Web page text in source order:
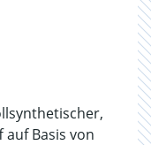
Basis von